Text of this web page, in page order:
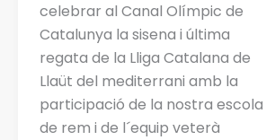
celebrar al Canal Olímpic de
Catalunya la sisena i última
regata de la Lliga Catalana de
Llaüt del mediterrani amb la
participació de la nostra escola
de rem i de l´equip veterà